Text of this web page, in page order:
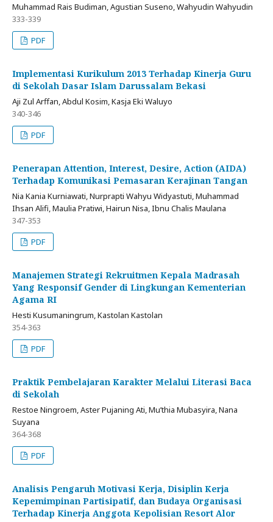
Muhammad Rais Budiman, Agustian Suseno, Wahyudin Wahyudin
333-339
PDF
Implementasi Kurikulum 2013 Terhadap Kinerja Guru
di Sekolah Dasar Islam Darussalam Bekasi
Aji Zul Arffan, Abdul Kosim, Kasja Eki Waluyo
340-346
PDF
Penerapan Attention, Interest, Desire, Action (AIDA)
Terhadap Komunikasi Pemasaran Kerajinan Tangan
Nia Kania Kurniawati, Nurprapti Wahyu Widyastuti, Muhammad
Ihsan Alifi, Maulia Pratiwi, Hairun Nisa, Ibnu Chalis Maulana
347-353
PDF
Manajemen Strategi Rekruitmen Kepala Madrasah
Yang Responsif Gender di Lingkungan Kementerian
Agama RI
Hesti Kusumaningrum, Kastolan Kastolan
354-363
PDF
Praktik Pembelajaran Karakter Melalui Literasi Baca
di Sekolah
Restoe Ningroem, Aster Pujaning Ati, Mu’thia Mubasyira, Nana
Suyana
364-368
PDF
Analisis Pengaruh Motivasi Kerja, Disiplin Kerja
Kepemimpinan Partisipatif, dan Budaya Organisasi
Terhadap Kinerja Anggota Kepolisian Resort Alor